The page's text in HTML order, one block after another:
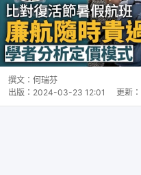
撰文： 何瑞芬
出版： 2024-03-23 12:01 更新：